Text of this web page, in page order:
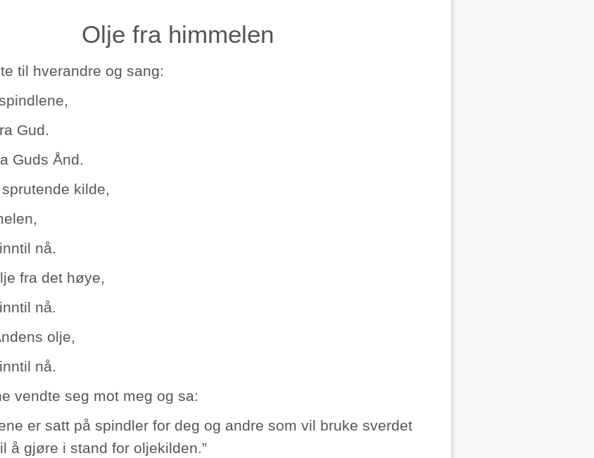
Olje fra himmelen
til hverandre og sang:
Gud.
Guds Ånd.
kilde,
nå.
fra det høye,
nå.
olje,
nå.
vendte seg mot meg og sa:
er satt på spindler for deg og andre som vil bruke sverdet
å gjøre i stand for oljekilden.”